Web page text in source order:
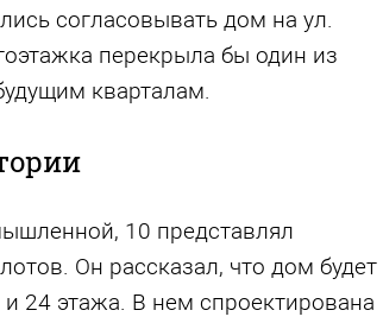
согласовывать дом на ул.
перекрыла бы один из
кварталам.
10 представлял
Он рассказал, что дом будет
24 этажа. В нем спроектирована